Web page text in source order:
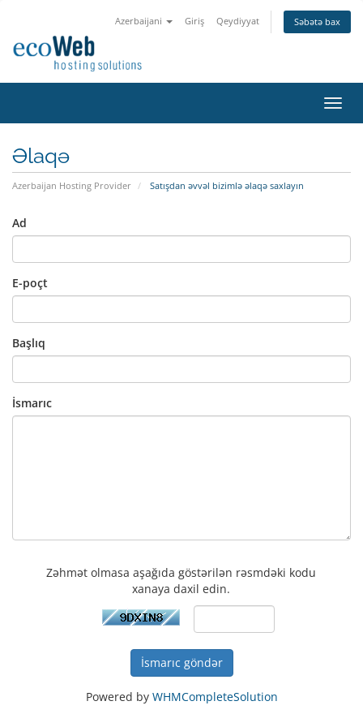
Azerbaijani Giriş Qeydiyyat Səbətə bax
keçid
Əlaqə
Azerbaijan Hosting Provider Satışdan əvvəl bizimlə əlaqə saxlayın
Ad
E-poçt
Başlıq
İsmarıc
Zəhmət olmasa aşağıda göstərilən rəsmdəki kodu
xanaya daxil edin.
İsmarıc göndər
Powered by WHMCompleteSolution